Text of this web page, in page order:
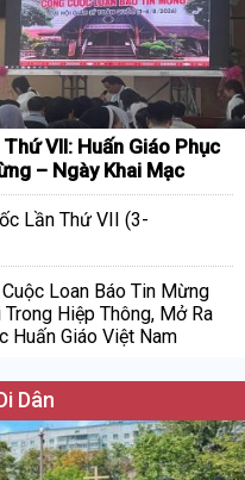
VII: Huấn Giáo Phục
– Ngày Khai Mạc
Lần Thứ VII (3-
Loan Báo Tin Mừng
Hiệp Thông, Mở Ra
Huấn Giáo Việt Nam
Dân